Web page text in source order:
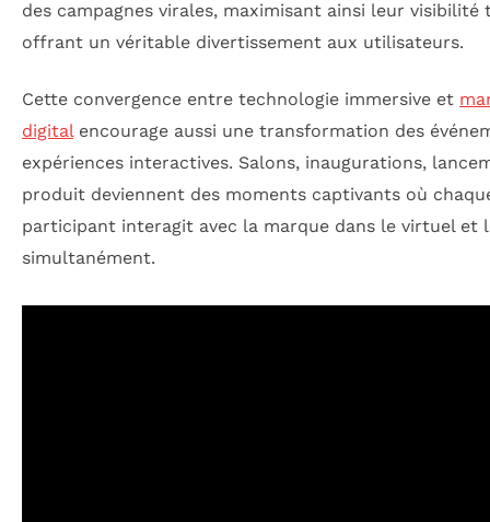
des campagnes virales, maximisant ainsi leur visibilité
offrant un véritable divertissement aux utilisateurs.
Cette convergence entre technologie immersive et
digital encourage aussi une transformation des
expériences interactives. Salons, inaugurations,
produit deviennent des moments captivants où
participant interagit avec la marque dans le virtuel et
simultanément.